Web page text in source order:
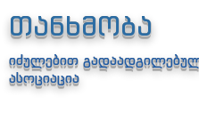
თანხმობა
იძულებით
ასოციაცია